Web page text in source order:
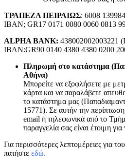
ΤΡΑΠΕΖΑ ΠΕΙΡΑΙΩΣ: 6008
IBAN; GR17 0171 0080 0060 0813
ALPHA BANK:
IBAN:GR90 0140 4380 4380 0200
Πληρωμή στο κατάστημα
Αθήνα)
Μπορείτε να εξοφλήσετε με
κάρτα και να παραλάβετε
το κατάστημα μας
15771). Σε αυτήν την
email ή τηλεφωνικά από το
παραγγελία σας είναι έτοιμη
Για περισσότερες λεπτομέρειες για
πατήστε εδώ.